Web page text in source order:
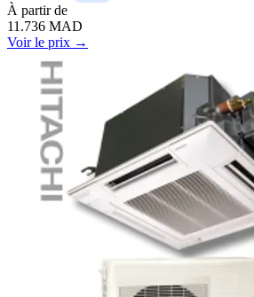
À partir de
11.736 MAD
Voir le prix →